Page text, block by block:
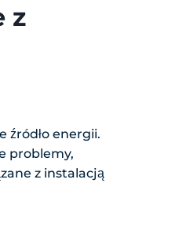
z
źródło energii.
problemy,
z instalacją